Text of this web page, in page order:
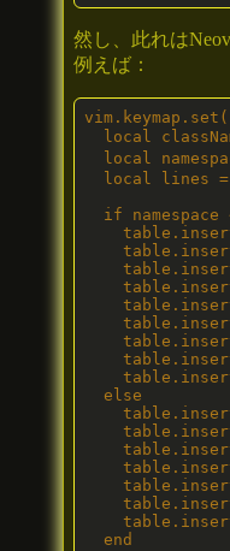
然し、此れは
例えば：
local
local
local lines
if namespace
  else
  end